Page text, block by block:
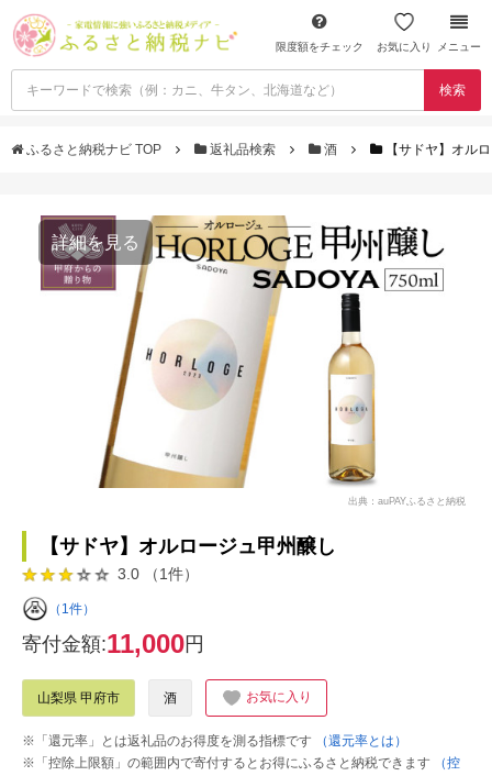
限度額をチェック お気に入り メニュー
検索
ふるさと納税ナビ TOP 返礼品検索 酒 【サドヤ】オル
詳細を見る
出典：auPAYふるさと納税
【サドヤ】オルロージュ甲州醸し
3.0 （1件）
（1件）
寄付金額:11,000円
山梨県 甲府市 酒 お気に入り
※「還元率」とは返礼品のお得度を測る指標です
（還元率とは）
※「控除上限額」の範囲内で寄付するとお得にふるさと納税できます
（控